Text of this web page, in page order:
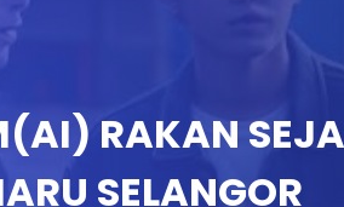
RAKAN
SELANGOR